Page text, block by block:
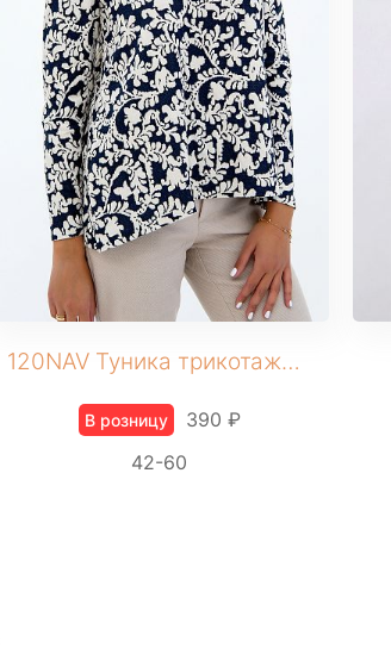
120NAV Туника трикотажная
В розницу
390 ₽
42-60